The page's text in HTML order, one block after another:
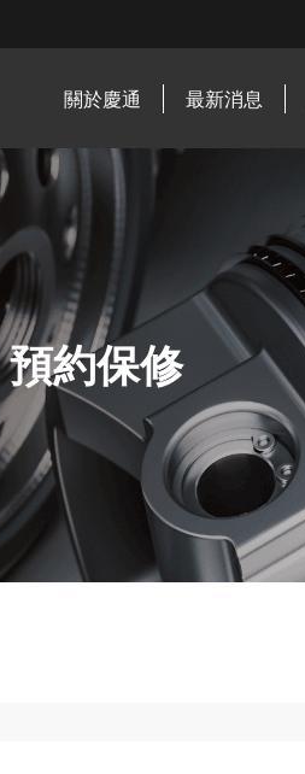
關於慶通 最新消息
預約保修